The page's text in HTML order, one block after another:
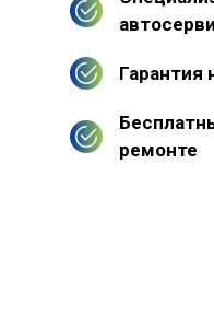
ремонте